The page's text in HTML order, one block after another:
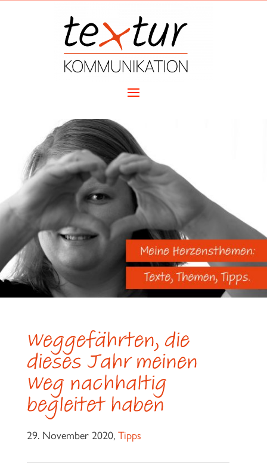
Weggefährten, die
dieses Jahr meinen
Weg nachhaltig
begleitet haben
29. November 2020, Tipps